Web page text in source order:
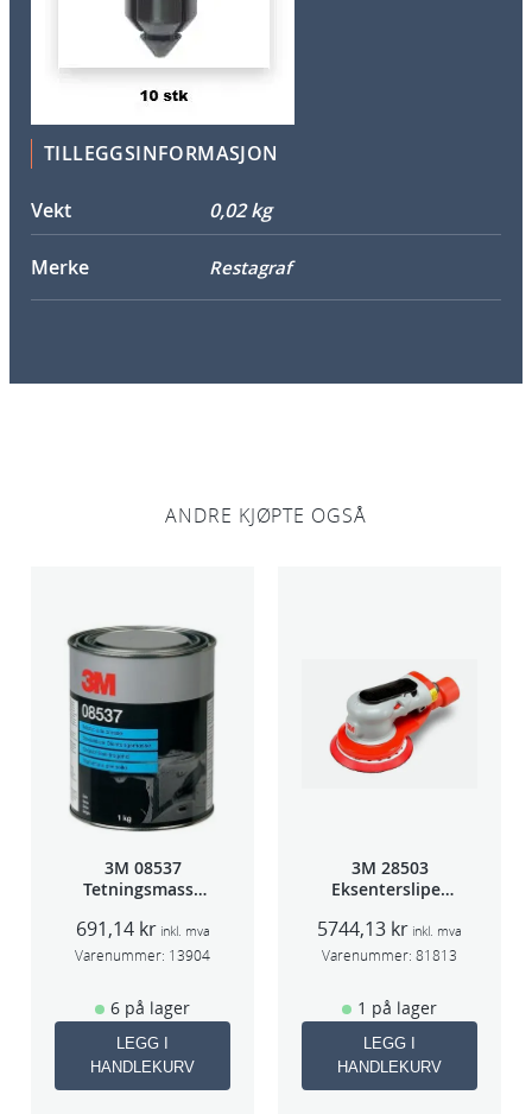
t
l
l
TILLEGGSINFORMASJON
Vekt 0,02 kg
Merke Restagraf
ANDRE KJØPTE OGSÅ
3M 08537
Tetningsmasse
691,14 kr inkl. mva
Varenummer: 13904
6 på lager
LEGG I
HANDLEKURV
3M 28503
Eksentersliper
5mm slag
75mm
5744,13 kr inkl. mva
Varenummer: 81813
1 på lager
LEGG I
HANDLEKURV